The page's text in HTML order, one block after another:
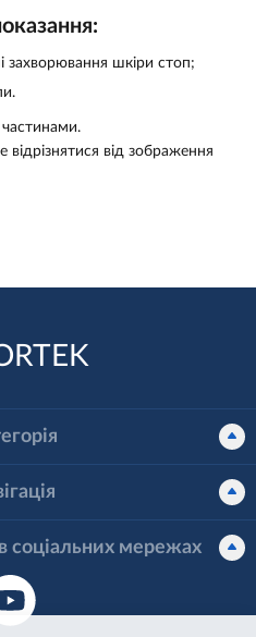
захворювання шкіри стоп;
частинами.
від зображення
соціальних мережах